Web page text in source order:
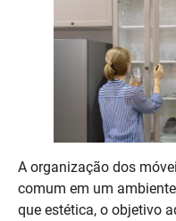
A organização dos
comum em um
que estética, o objetivo